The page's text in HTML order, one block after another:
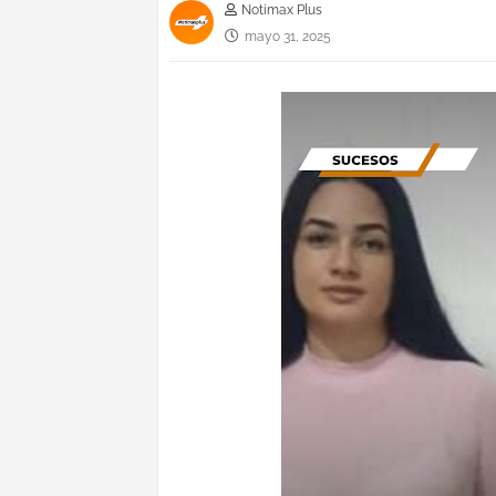
Notimax Plus
mayo 31, 2025